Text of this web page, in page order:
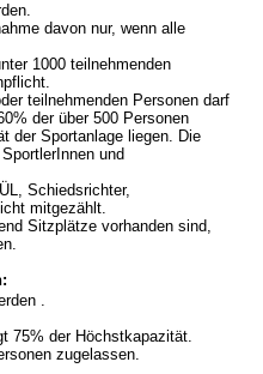
davon nur, wenn alle
1000 teilnehmenden
teilnehmenden Personen darf
der über 500 Personen
der Sportanlage liegen. Die
und
Schiedsrichter,
mitgezählt.
Sitzplätze vorhanden sind,
.
75% der Höchstkapazität.
zugelassen.